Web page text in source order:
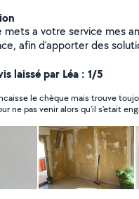
mets a votre service mes
afin d'apporter des
devis gratuit Pour plus de
nous contacter
laissé par Léa : 1/5
le chèque mais trouve
ne pas venir alors qu'il s'etait